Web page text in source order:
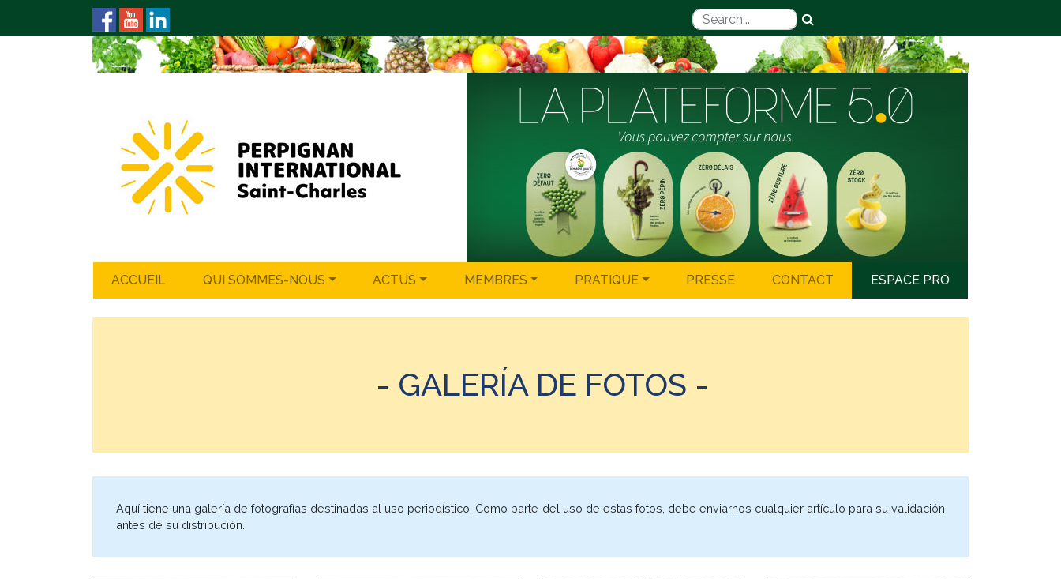
ACCUEIL QUI SOMMES-NOUS ACTUS MEMBRES PRATIQUE PRESSE CONTACT ESPACE PRO
- GALERÍA DE FOTOS -
Aquí tiene una galería de fotografías destinadas al uso periodístico. Como parte del uso de estas fotos, debe enviarnos cualquier artículo para su validación
antes de su distribución.